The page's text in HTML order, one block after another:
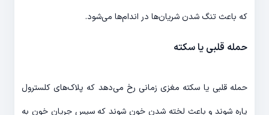
که باعث تنگ شدن شریان‌ها در اندام‌ها می‌شود.
حمله قلبی یا سکته
حمله قلبی یا سکته مغزی زمانی رخ می‌دهد که پلاک‌های کلسترول
پاره شوند و باعث لخته شدن خون شوند که سپس جریان خون به